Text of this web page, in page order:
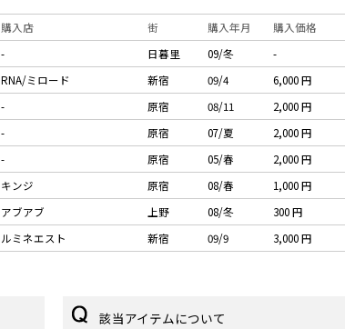
購入店 街 購入年月
購入価格
- 日暮里 09/冬
-
RNA/ミロード 新宿 09/4
6,000 円
- 原宿 08/11
2,000 円
- 原宿 07/夏
2,000 円
- 原宿 05/春
2,000 円
キンジ 原宿 08/春
1,000 円
アブアブ 上野 08/冬
300 円
ルミネエスト 新宿 09/9 3,000 円
該当アイテムについて